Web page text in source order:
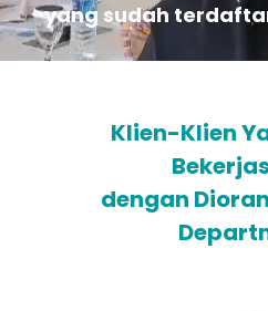
yang sudah
Klien-Klien
dengan